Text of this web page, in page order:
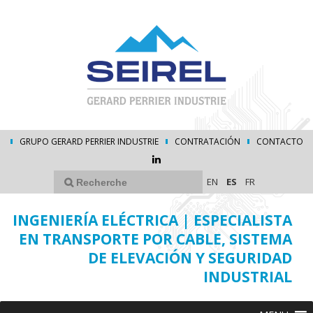
GRUPO GERARD PERRIER INDUSTRIE CONTRATACIÓN CONTACTO
EN ES FR
INGENIERÍA ELÉCTRICA | ESPECIALISTA
EN TRANSPORTE POR CABLE, SISTEMA
DE ELEVACIÓN Y SEGURIDAD
INDUSTRIAL